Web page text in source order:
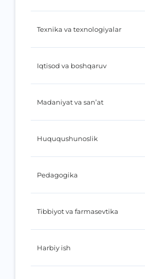
Texnika va texnologiyalar
Iqtisod va boshqaruv
Madaniyat va san’at
Huququshunoslik
Pedagogika
Tibbiyot va farmasevtika
Harbiy ish